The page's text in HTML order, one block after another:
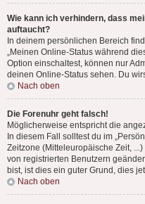
Wie kann ich verhindern, dass
auftaucht?
In deinem persönlichen Bereich
„Meinen Online-Status während
Option einschaltest, können nur
deinen Online-Status sehen. Du
Nach oben
Die Forenuhr geht falsch!
Möglicherweise entspricht die
In diesem Fall solltest du im
Zeitzone (Mitteleuropäische Zeit,
von registrierten Benutzern
bist, ist dies ein guter Grund, dies
Nach oben